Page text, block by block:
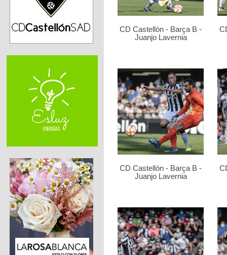
CD Castellón - Barça B -
Juanjo Lavernia
CD Castellón - Barça B -
Juanjo Lavernia